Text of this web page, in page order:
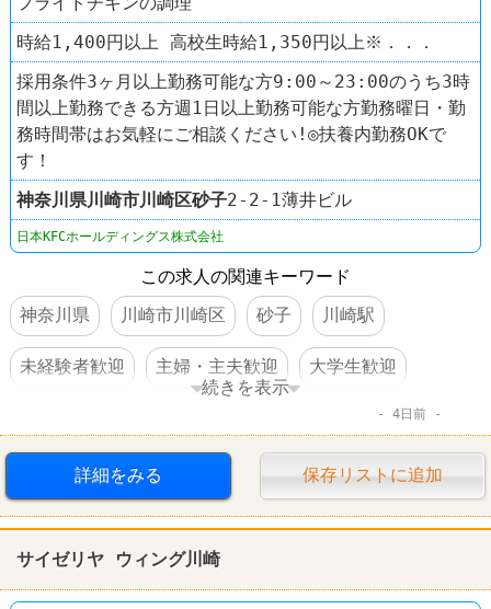
時給1,400円以上 高校生時給1,350円以上※．．．
採用条件3ヶ月以上勤務可能な方9:00～23:00のうち3時
間以上勤務できる方週1日以上勤務可能な方勤務曜日・勤
務時間帯はお気軽にご相談ください!◎扶養内勤務OKで
す！
神奈川県川崎市川崎区砂子2-2-1薄井ビル
日本KFCホールディングス株式会社
この求人の関連キーワード
神奈川県
川崎市川崎区 砂子 川崎駅
未経験者歓迎 主婦・主夫歓迎 大学生歓迎
髪型自由 ファーストフード
ケンタッキーフライドチキン
続きを表示
4日前
詳細をみる 保存リストに追加
サイゼリヤ ウィング川崎